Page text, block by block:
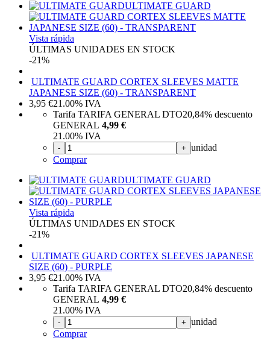
ULTIMATE GUARD
Vista rápida
ÚLTIMAS UNIDADES EN STOCK
-21%
ULTIMATE GUARD CORTEX SLEEVES MATTE
JAPANESE SIZE (60) - TRANSPARENT
3,95 €21.00% IVA
Tarifa TARIFA GENERAL DTO20,84% descuento
GENERAL 4,99 €
21.00% IVA
- + unidad
Comprar
ULTIMATE GUARD
Vista rápida
ÚLTIMAS UNIDADES EN STOCK
-21%
ULTIMATE GUARD CORTEX SLEEVES JAPANESE
SIZE (60) - PURPLE
3,95 €21.00% IVA
Tarifa TARIFA GENERAL DTO20,84% descuento
GENERAL 4,99 €
21.00% IVA
- + unidad
Comprar